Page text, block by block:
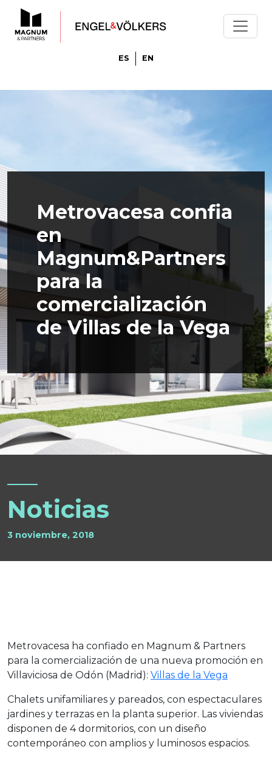
ES EN
Metrovacesa confia
en
Magnum&Partners
para la
comercialización
de Villas de la Vega
Noticias
3 noviembre, 2018
Metrovacesa ha confiado en Magnum & Partners
para la comercialización de una nueva promoción en
Villaviciosa de Odón (Madrid): Villas de la Vega
Chalets unifamiliares y pareados, con espectaculares
jardines y terrazas en la planta superior. Las viviendas
disponen de 4 dormitorios, con un diseño
contemporáneo con amplios y luminosos espacios.